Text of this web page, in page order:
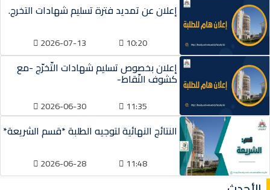
إعلان عن تمديد فترة تسليم شهادات التخرج.
10:20
2026-07-13
إعلان بخصوص تسليم شهادات التّخرّج -مع
كشوف النّقاط-
11:35
2026-06-30
النتائج النهائية لتوجيه الطلبة *قسم الشريعة*
11:48
2026-06-28